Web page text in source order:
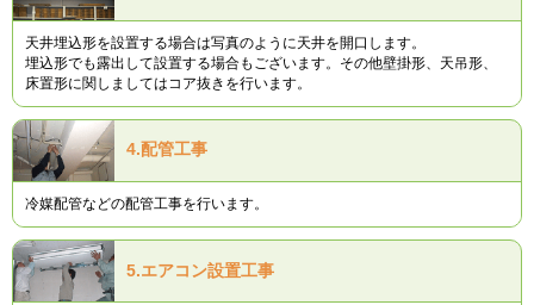
天井埋込形を設置する場合は写真のように天井を開口します。
埋込形でも露出して設置する場合もございます。その他壁掛形、天吊形、
床置形に関しましてはコア抜きを行います。
4.配管工事
冷媒配管などの配管工事を行います。
5.エアコン設置工事